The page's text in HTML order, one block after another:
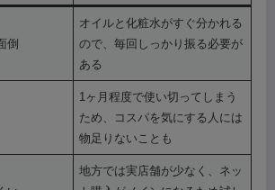
倒
オイルと化粧水がすぐ分かれる
ので、毎回しっかり振る必要が
ある
1ヶ月程度で使い切ってしまう
ため、コスパを気にする人には
物足りないことも
地方では実店舗が少なく、ネッ